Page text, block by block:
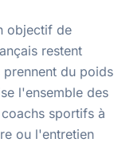
objectif de
restent
prennent du poids
l'ensemble des
sportifs à
ou l'entretien